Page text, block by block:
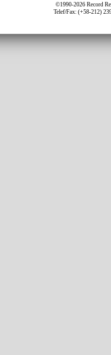
©1990-2026 Record
Telef/Fax: (+58-212)